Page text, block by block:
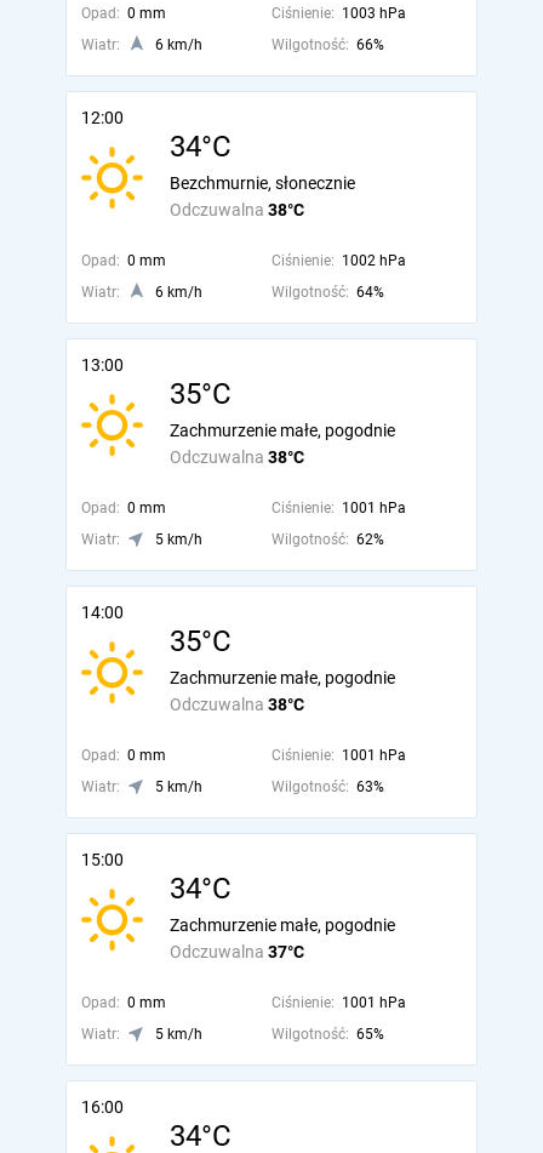
Opad: 0 mm Ciśnienie: 1003 hPa
Wiatr:
6 km/h Wilgotność: 66%
12:00
34°C
Odczuwalna 38°C
Bezchmurnie, słonecznie
Opad: 0 mm Ciśnienie: 1002 hPa
Wiatr:
6 km/h Wilgotność: 64%
13:00
35°C
Odczuwalna 38°C
Zachmurzenie małe, pogodnie
Opad: 0 mm Ciśnienie: 1001 hPa
Wiatr:
5 km/h Wilgotność: 62%
14:00
35°C
Odczuwalna 38°C
Zachmurzenie małe, pogodnie
Opad: 0 mm Ciśnienie: 1001 hPa
Wiatr:
5 km/h Wilgotność: 63%
15:00
34°C
Odczuwalna 37°C
Zachmurzenie małe, pogodnie
Opad: 0 mm Ciśnienie: 1001 hPa
Wiatr:
5 km/h Wilgotność: 65%
16:00
34°C